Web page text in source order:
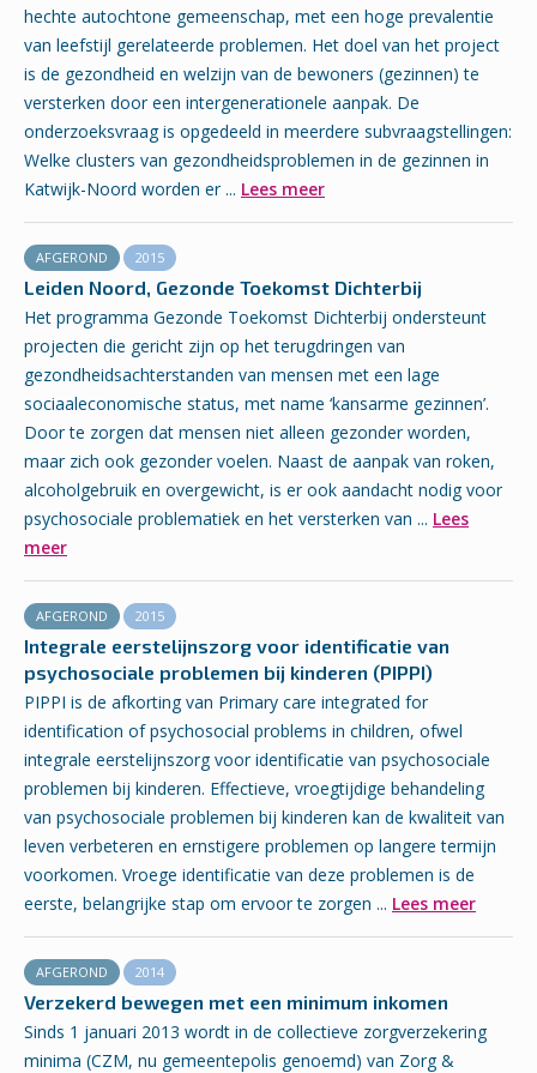
hechte autochtone gemeenschap, met een hoge prevalentie
van leefstijl gerelateerde problemen. Het doel van het project
is de gezondheid en welzijn van de bewoners (gezinnen) te
versterken door een intergenerationele aanpak. De
onderzoeksvraag is opgedeeld in meerdere subvraagstellingen:
Welke clusters van gezondheidsproblemen in de gezinnen in
Katwijk-Noord worden er ... Lees meer
AFGEROND 2015
Leiden Noord, Gezonde Toekomst Dichterbij
Het programma Gezonde Toekomst Dichterbij ondersteunt
projecten die gericht zijn op het terugdringen van
gezondheidsachterstanden van mensen met een lage
sociaaleconomische status, met name ‘kansarme gezinnen’.
Door te zorgen dat mensen niet alleen gezonder worden,
maar zich ook gezonder voelen. Naast de aanpak van roken,
alcoholgebruik en overgewicht, is er ook aandacht nodig voor
psychosociale problematiek en het versterken van ... Lees
meer
AFGEROND 2015
Integrale eerstelijnszorg voor identificatie van
psychosociale problemen bij kinderen (PIPPI)
PIPPI is de afkorting van Primary care integrated for
identification of psychosocial problems in children, ofwel
integrale eerstelijnszorg voor identificatie van psychosociale
problemen bij kinderen. Effectieve, vroegtijdige behandeling
van psychosociale problemen bij kinderen kan de kwaliteit van
leven verbeteren en ernstigere problemen op langere termijn
voorkomen. Vroege identificatie van deze problemen is de
eerste, belangrijke stap om ervoor te zorgen ... Lees meer
AFGEROND 2014
Verzekerd bewegen met een minimum inkomen
Sinds 1 januari 2013 wordt in de collectieve zorgverzekering
minima (CZM, nu gemeentepolis genoemd) van Zorg &